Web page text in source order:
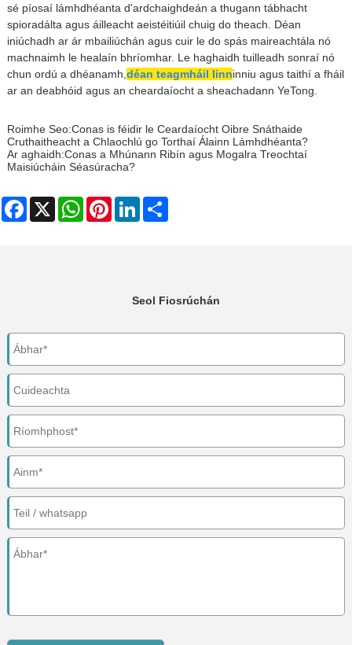
sé píosaí lámhdhéanta d'ardchaighdeán a thugann tábhacht
spioradálta agus áilleacht aeistéitiúil chuig do theach. Déan
iniúchadh ar ár mbailiúchán agus cuir le do spás maireachtála nó
machnaimh le healaín bhríomhar. Le haghaidh tuilleadh sonraí nó
chun ordú a dhéanamh, déan teagmháil linninniu agus taithí a fháil
ar an deabhóid agus an cheardaíocht a sheachadann YeTong.
Roimhe Seo:Conas is féidir le Ceardaíocht Oibre Snáthaide
Cruthaitheacht a Chlaochlú go Torthaí Álainn Lámhdhéanta?
Ar aghaidh:Conas a Mhúnann Ribín agus Mogalra Treochtaí
Maisiúcháin Séasúracha?
Facebook
X WhatsAppPinterestLinkedIn
Seol Fiosrúchán